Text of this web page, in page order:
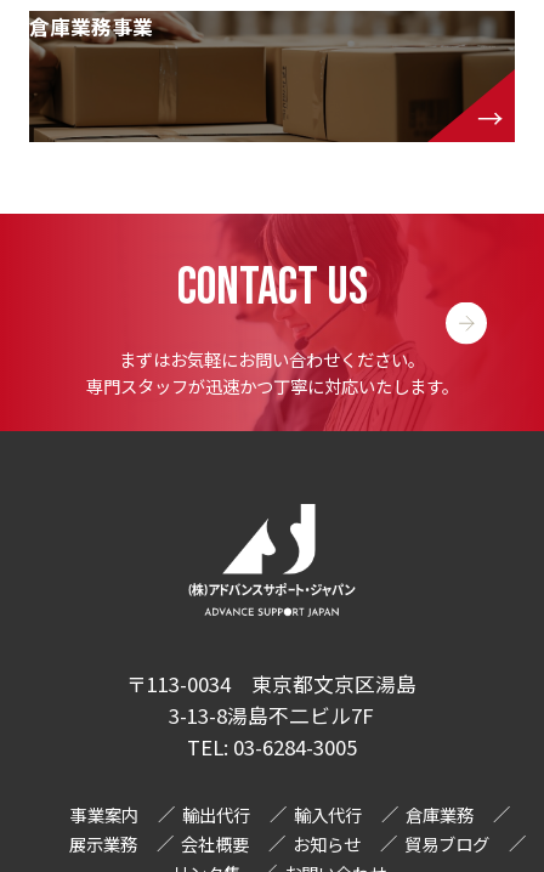
倉庫業務事業
CONTACT US
まずはお気軽にお問い合わせください。
専門スタッフが迅速かつ丁寧に対応いたします。
〒113-0034 東京都文京区湯島
3-13-8湯島不二ビル7F
TEL: 03-6284-3005
事業案内 輸出代行 輸入代行
倉庫業務
展示業務
会社概要 お知らせ
貿易ブログ